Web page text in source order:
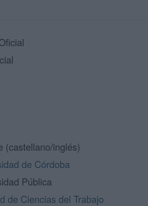
(castellano/inglés)
de Córdoba
Pública
de Ciencias del Trabajo